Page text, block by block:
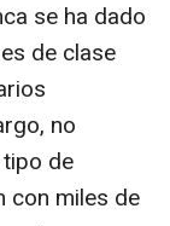
se ha dado
de clase
no
de
con miles de